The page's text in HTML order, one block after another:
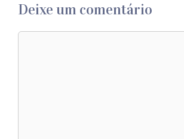
Deixe um comentário